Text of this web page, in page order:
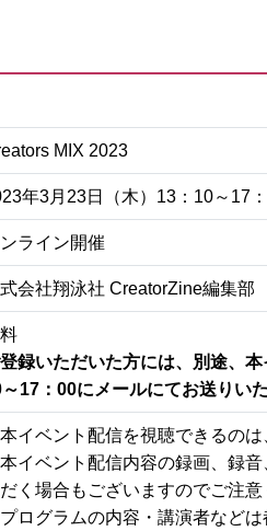
MIX 2023
年3月23日（木）13：10～17
ライン開催
会社翔泳社 CreatorZine編集部
録いただいた方には、別途、
17：00にメールにてお送りいた
本イベント配信を視聴できるの
本イベント配信内容の録画、録
く場合もございますのでご注意
プログラムの内容・講演者など